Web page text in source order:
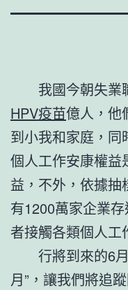
我國今朝失業
HPV疫苗億人，他
到小我和家庭，同
個人工作安康權益
益，不外，依據抽
有1200萬家企業
者接觸各類個人工
行將到來的6
月”，讓我們將追